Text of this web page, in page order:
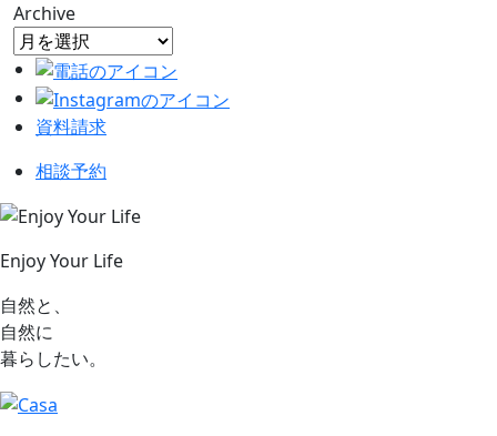
Archive
資料請求
相談予約
Enjoy Your Life
自然と、
自然に
暮らしたい。